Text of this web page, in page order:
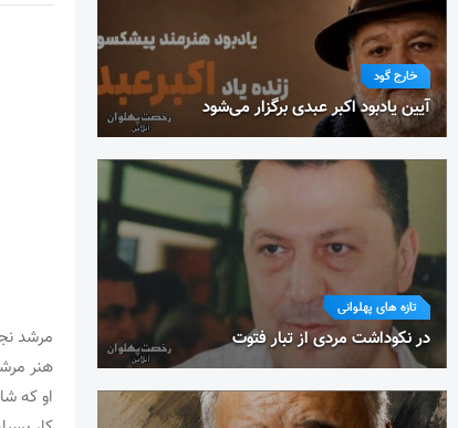
خارج گود
آیین یادبود اکبر عبدی برگزار می‌شود
تازه های پهلوانی
در نکوداشت مردی از تبار فتوت
مرشد
هنر
او که